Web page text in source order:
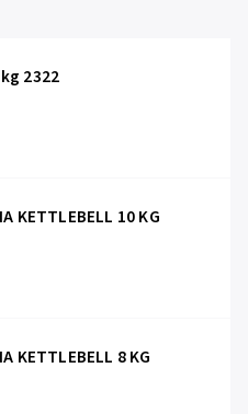
2322
KETTLEBELL 10 KG
KETTLEBELL 8 KG